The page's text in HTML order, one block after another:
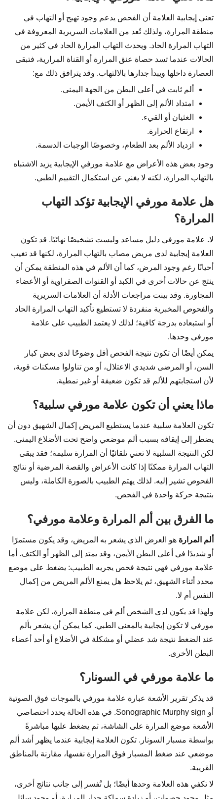
تعني إيجابية العلامة أن الفحص يدعم وجود تهيج أو التهاب في
منطقة المرارة، ولذلك تُعد من العلامات السريرية المعروفة في
التهاب المرارة الحاد. ويحدث التهاب المرارة الحاد في كثير من
الحالات عندما تسد حصاة عنق المرارة أو القناة المرارية، فتبقى
العصارة داخلها ويبدأ جدارها بالالتهاب. وقد يترافق ذلك مع:
ألم ثابت في أعلى البطن من الجهة اليمنى.
امتداد الألم إلى الظهر أو الكتف الأيمن.
الغثيان أو القيء.
ارتفاع الحرارة.
ازدياد الألم بعد الطعام، وخصوصًا الوجبات الدسمة.
وجود بعض هذه الأعراض مع علامة مورفي الإيجابية يزيد الاشتباه
بالتهاب المرارة، لكنه لا يغني عن استكمال التقييم الطبي.
هل علامة مورفي الإيجابية تؤكد التهاب
المرارة؟
لا. علامة مورفي دليل مساعد وليست تشخيصًا نهائيًا. قد تكون
العلامة إيجابية لدى مريض مصاب بالتهاب المرارة، لكنها قد تغيب
أحيانًا رغم وجود المرض، كما أن الألم في هذه المنطقة يمكن أن
ينتج عن حالات أخرى في الكبد أو القنوات الصفراوية أو الأعضاء
المجاورة. وقد بينت مراجعات الأدلة أن العلامات السريرية
والفحوص المخبرية منفردة لا تستطيع تأكيد التهاب المرارة الحاد
أو استبعاده بدرجة كافية؛ لذلك لا يعتمد الطبيب على علامة
مورفي وحدها.
يمكن أيضًا أن تكون نتيجة الفحص أقل وضوحًا لدى بعض كبار
السن، أو المرضى شديدي الاعتلال، أو من تناولوا مسكنات قوية،
لأن استجابتهم للألم قد تكون ضعيفة أو غير نمطية.
ماذا يعني أن تكون علامة مورفي سلبية؟
تكون العلامة سلبية عندما يستطيع المريض إكمال الشهيق دون أن
يضطر إلى إيقافه بسبب ألم موضعي واضح تحت الأضلاع اليمنى.
لكن النتيجة السلبية لا تعني تلقائيًا أن المرارة سليمة؛ فقد يبقى
التهاب المرارة ممكنًا إذا كانت الأعراض والقصة المرضية أو نتائج
الفحوص تشير إليه. لذلك يهتم الطبيب بالصورة الكاملة، وليس
بنتيجة حركة واحدة في الفحص.
ما الفرق بين ألم المرارة وعلامة مورفي؟
ألم المرارة هو العرض الذي يشعر به المريض، وقد يكون مستمرًا
أو شديدًا في أعلى البطن الأيمن، وقد يمتد إلى الظهر أو الكتف. أما
علامة مورفي فهي نتيجة فحص يجريه الطبيب: يضغط على موضع
محدد أثناء الشهيق، ثم يلاحظ هل يمنع الألم المريض من إكمال
النفس أم لا.
ولهذا قد يكون لدى الشخص ألم في منطقة المرارة، لكن علامة
مورفي لا تكون إيجابية بالمعنى الطبي. كما يمكن أن يشعر بألم
عند الضغط نتيجة شد عضلي أو مشكلة في الأضلاع أو أحد أعضاء
البطن الأخرى.
ما علامة مورفي في السونار؟
قد يذكر تقرير الأشعة عبارة علامة مورفي بالموجات فوق الصوتية
أو Sonographic Murphy sign. في هذه الحالة يحدد اختصاصي
الأشعة موضع المرارة على الشاشة، ثم يضغط عليها مباشرةً
بواسطة مسبار السونار. تكون العلامة إيجابية عندما يظهر أشد ألم
موضعي عند ضغط المسبار فوق المرارة نفسها، مقارنة بالمناطق
القريبة.
لا تكفي هذه العلامة وحدها أيضًا؛ بل تُفسر إلى جانب نتائج أخرى،